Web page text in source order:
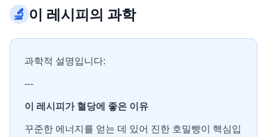
🔬이 레시피의 과학
과학적 설명입니다:
---
이 레시피가 혈당에 좋은 이유
꾸준한 에너지를 얻는 데 있어 진한 호밀빵이 핵심입